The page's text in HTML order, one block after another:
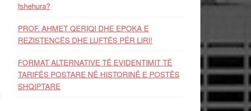
fshehura?
PROF. AHMET QERIQI DHE EPOKA E
REZISTENCЁS DHE LUFTЁS PЁR LIRI!
FORMAT ALTERNATIVE TË EVIDENTIMIT TË
TARIFËS POSTARE NË HISTORINË E POSTËS
SHQIPTARE